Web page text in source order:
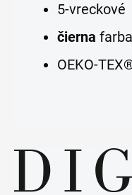
5-vreckové
čierna farba
OEKO-